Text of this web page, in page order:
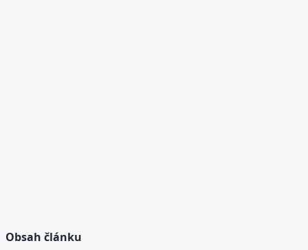
Obsah článku